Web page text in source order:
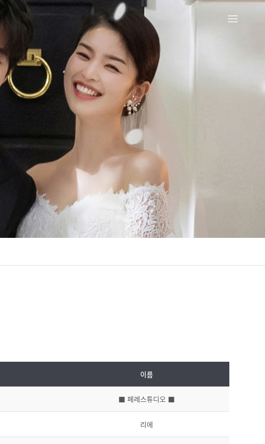
이름
■ 페레스튜디오 ■
리에